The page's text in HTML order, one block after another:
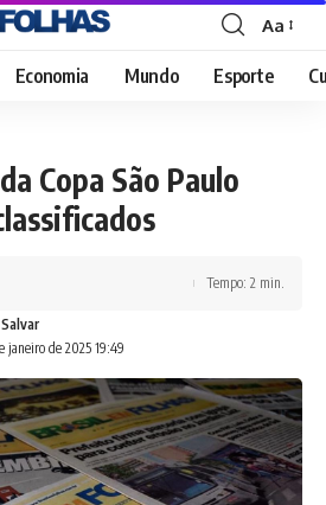
Font
Resizer
Aa
Economia Mundo Esporte
Copa São Paulo
janeiro de 2025 19:49
Tempo: 2 min.